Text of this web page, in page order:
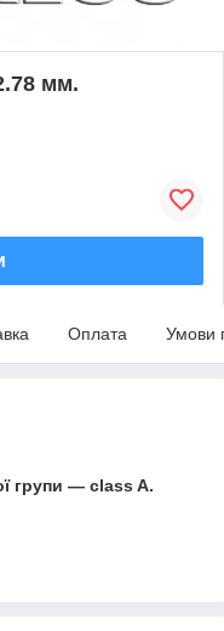
мм.
Оплата Умови
групи — class A.